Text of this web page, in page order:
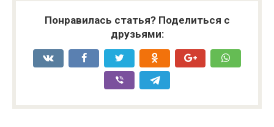
Понравилась статья? Поделиться с
друзьями: